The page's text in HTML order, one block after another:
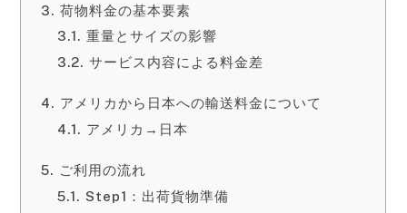
荷物料金の基本要素
重量とサイズの影響
サービス内容による料金差
アメリカから日本への輸送料金について
アメリカ→日本
ご利用の流れ
Step1：出荷貨物準備